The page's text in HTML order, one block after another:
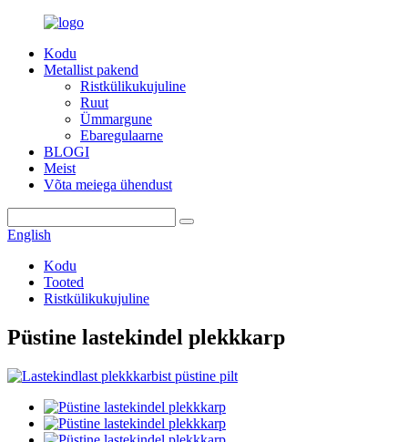
Kodu
Metallist pakend
Ristkülikukujuline
Ruut
Ümmargune
Ebaregulaarne
BLOGI
Meist
Võta meiega ühendust
English
Kodu
Tooted
Ristkülikukujuline
Püstine lastekindel plekkkarp